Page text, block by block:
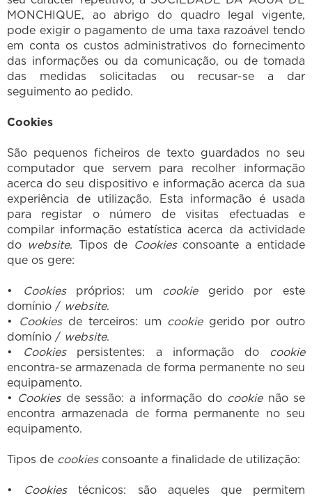
MONCHIQUE, ao abrigo do quadro legal vigente,
pode exigir o pagamento de uma taxa razoável tendo
em conta os custos administrativos do fornecimento
das informações ou da comunicação, ou de tomada
das medidas solicitadas ou recusar-se a dar
seguimento ao pedido.
Cookies
São pequenos ficheiros de texto guardados no seu
computador que servem para recolher informação
acerca do seu dispositivo e informação acerca da sua
experiência de utilização. Esta informação é usada
para registar o número de visitas efectuadas e
compilar informação estatística acerca da actividade
do website. Tipos de Cookies consoante a entidade
que os gere:
• Cookiespróprios: um cookie gerido por este
domínio / website.
•
Cookies de terceiros: um cookiegerido por outro
domínio / website.
• Cookiespersistentes: a informação do cookie
encontra-se armazenada de forma permanente no seu
equipamento.
• Cookies de sessão: a informação do cookie não se
encontra armazenada de forma permanente no seu
equipamento.
Tipos de cookies consoante a finalidade de utilização:
• Cookiestécnicos: são aqueles que permitem